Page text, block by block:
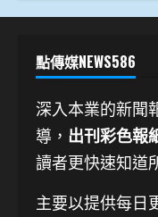
點傳媒NEWS586
深入本業的新聞
導， 出刊彩色報
讀者更快速知道
主要以提供每日